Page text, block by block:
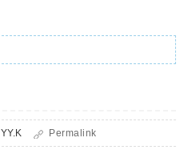
YY.K Permalink